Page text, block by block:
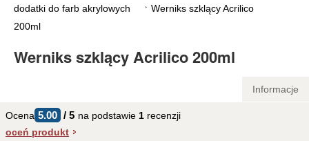
dodatki do farb akrylowych
Werniks szklący Acrilico
200ml
Werniks szklący Acrilico 200ml
Informacje
Ocena 5.00 / 5 na podstawie 1 recenzji
oceń produkt